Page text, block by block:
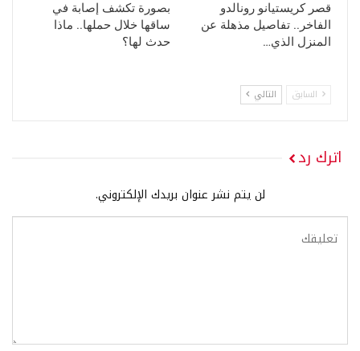
قصر كريستيانو رونالدو
الفاخر.. تفاصيل مذهلة عن
المنزل الذي…
بصورة تكشف إصابة في
ساقها خلال حملها.. ماذا
حدث لها؟
السابق التالي
اترك رد
لن يتم نشر عنوان بريدك الإلكتروني.